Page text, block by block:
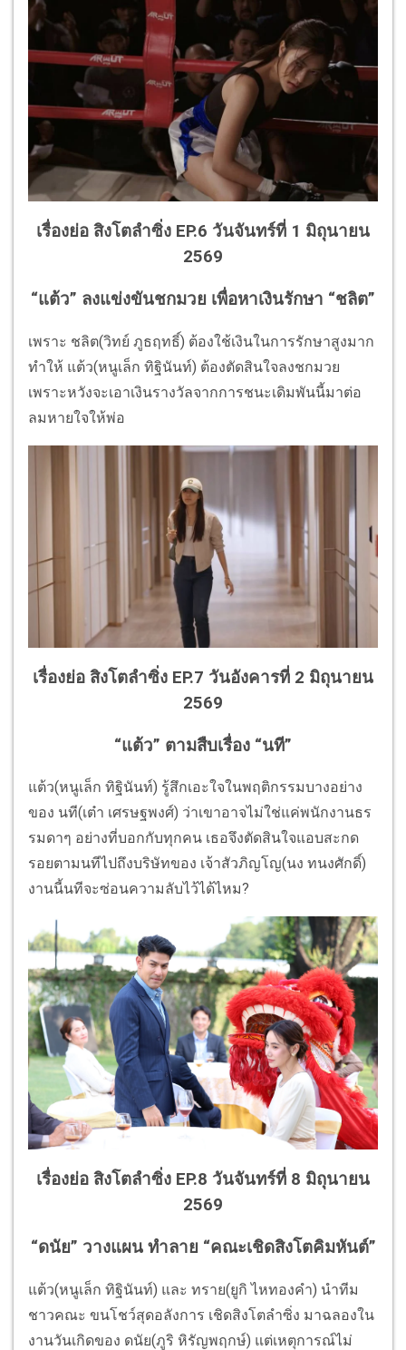
เรื่องย่อ สิงโตลำซิ่ง EP.6 วันจันทร์ที่ 1 มิถุนายน
2569
“แต้ว” ลงแข่งขันชกมวย เพื่อหาเงินรักษา “ชลิต”
เพราะ ชลิต(วิทย์ ภูธฤทธิ์) ต้องใช้เงินในการรักษาสูงมาก
ทำให้ แต้ว(หนูเล็ก ทิฐินันท์) ต้องตัดสินใจลงชกมวย
เพราะหวังจะเอาเงินรางวัลจากการชนะเดิมพันนี้มาต่อ
ลมหายใจให้พ่อ
เรื่องย่อ สิงโตลำซิ่ง EP.7 วันอังคารที่ 2 มิถุนายน
2569
“แต้ว” ตามสืบเรื่อง “นที”
แต้ว(หนูเล็ก ทิฐินันท์) รู้สึกเอะใจในพฤติกรรมบางอย่าง
ของ นที(เต๋า เศรษฐพงศ์) ว่าเขาอาจไม่ใช่แค่พนักงานธร
รมดาๆ อย่างที่บอกกับทุกคน เธอจึงตัดสินใจแอบสะกด
รอยตามนทีไปถึงบริษัทของ เจ้าสัวภิญโญ(นง ทนงศักดิ์)
งานนี้นทีจะซ่อนความลับไว้ได้ไหม?
เรื่องย่อ สิงโตลำซิ่ง EP.8 วันจันทร์ที่ 8 มิถุนายน
2569
“ดนัย” วางแผน ทำลาย “คณะเชิดสิงโตคิมหันต์”
แต้ว(หนูเล็ก ทิฐินันท์) และ ทราย(ยูกิ ไหทองคำ) นำทีม
ชาวคณะ ขนโชว์สุดอลังการ เชิดสิงโตลำซิ่ง มาฉลองใน
งานวันเกิดของ ดนัย(ภูริ หิรัญพฤกษ์) แต่เหตุการณ์ไม่